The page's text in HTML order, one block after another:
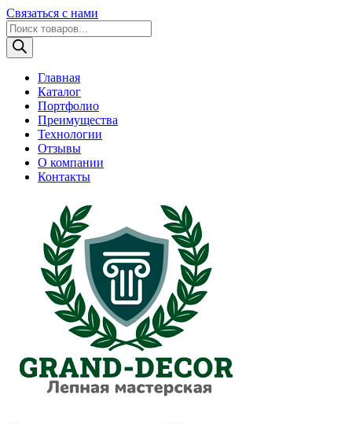
Связаться с нами
Поиск
товаров
Главная
Каталог
Портфолио
Преимущества
Технологии
Отзывы
О компании
Контакты